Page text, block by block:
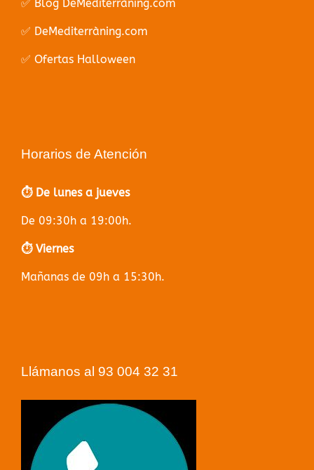
✅ Blog DeMediterràning.com
✅ DeMediterràning.com
✅ Ofertas Halloween
Horarios de Atención
⏱️ De lunes a jueves
De 09:30h a 19:00h.
⏱️ Viernes
Mañanas de 09h a 15:30h.
Llámanos al 93 004 32 31